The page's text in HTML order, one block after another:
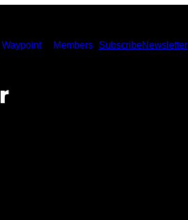
Waypoint Members SubscribeNewsletter